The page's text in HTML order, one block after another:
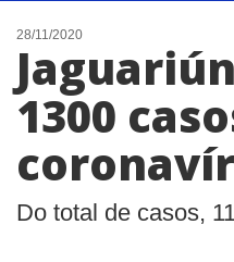
NOTÍCIAS
LISTA DIGITAL
CONTATO
28/11/2020
1300
Do total de casos,